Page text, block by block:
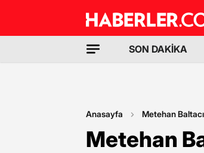
SON DAKİKA
Anasayfa Metehan Baltacı
Metehan